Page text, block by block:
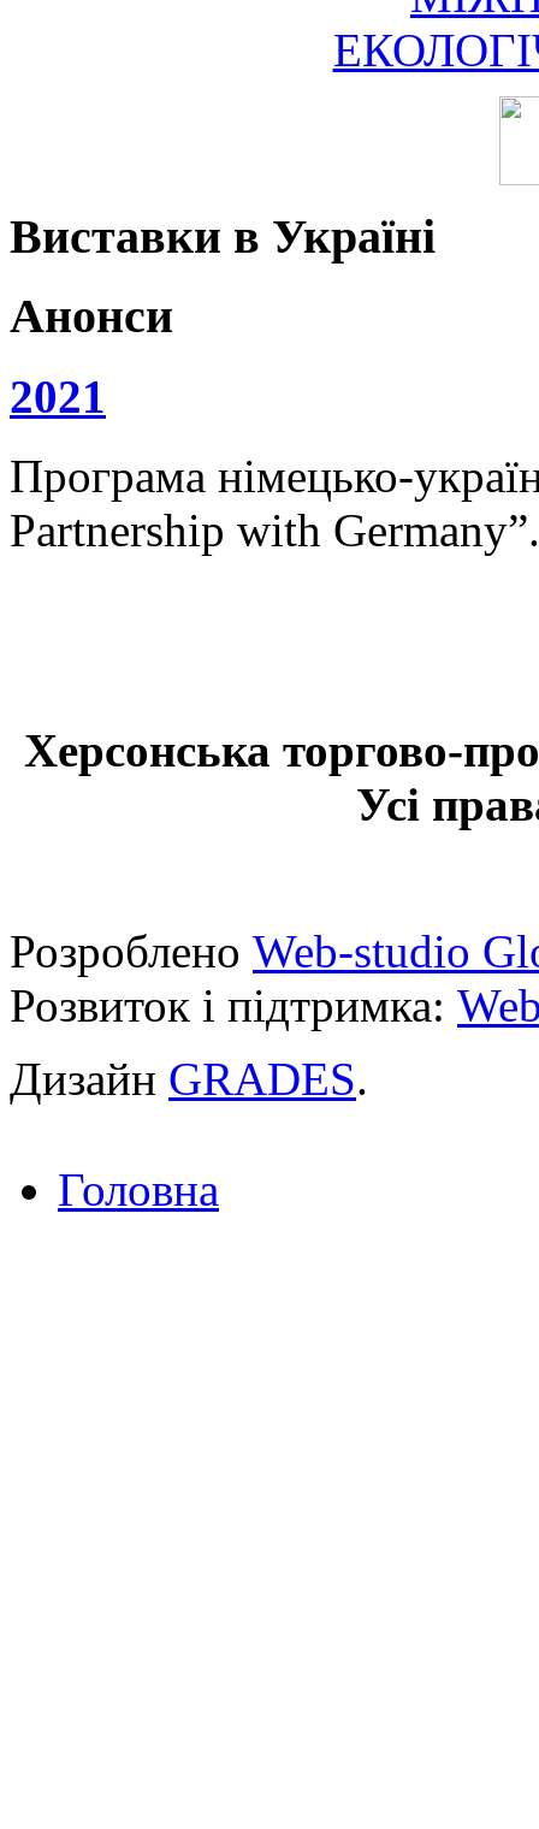
Виставки в Україні
Анонси
2021
Програма німецько-
Partnership with
Херсонська торгово-
Усі
Розроблено Web-studio
Розвиток і підтримка:
Дизайн GRADES.
Головна